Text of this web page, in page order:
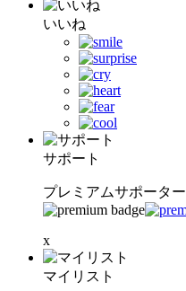
いいね
サポート
プレミアムサポーター
x
マイリスト